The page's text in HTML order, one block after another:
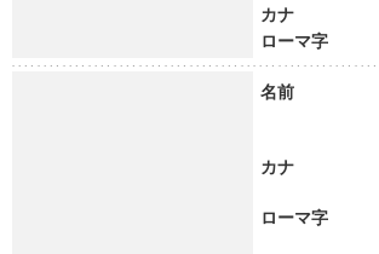
カナ
ローマ字
名前
カナ
ローマ字